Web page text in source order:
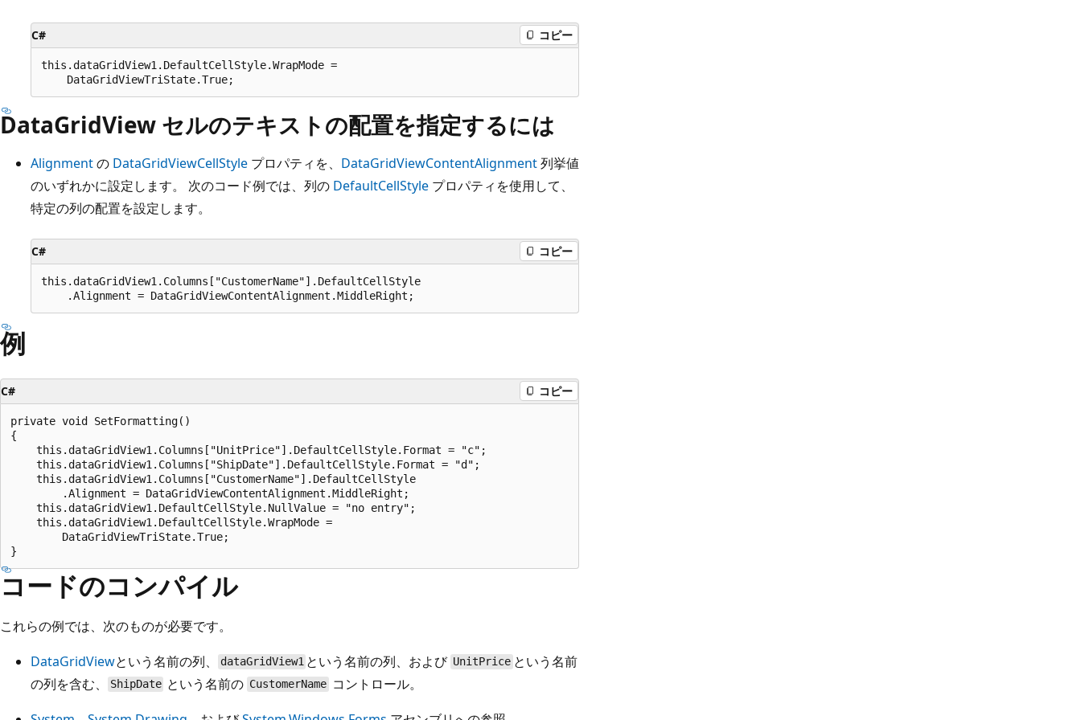
C# コピー
this.dataGridView1.DefaultCellStyle.WrapMode =
DataGridView セルのテキストの配置を指定するには
Alignmentの DataGridViewCellStyle プロパティを、 DataGridViewContentAlignment列挙値
のいずれかに設定します。 次のコード例では、列の DefaultCellStyle プロパティを使用して、
特定の列の配置を設定します。
C# コピー
this.dataGridView1.Columns["CustomerName"].DefaultCellStyle
例
C# コピー
private void SetFormatting()
{
    this.dataGridView1.Columns["UnitPrice"].DefaultCellStyle.Format = "c";
    this.dataGridView1.Columns["ShipDate"].DefaultCellStyle.Format = "d";
    this.dataGridView1.Columns["CustomerName"].DefaultCellStyle
        .Alignment = DataGridViewContentAlignment.MiddleRight;
    this.dataGridView1.DefaultCellStyle.NullValue = "no entry";
    this.dataGridView1.DefaultCellStyle.WrapMode =
        DataGridViewTriState.True;
コードのコンパイル
これらの例では、次のものが必要です。
DataGridViewという名前の列、 dataGridView1 という名前の列、および UnitPrice という名前
の列を含む、
ShipDate という名前の CustomerName コントロール。